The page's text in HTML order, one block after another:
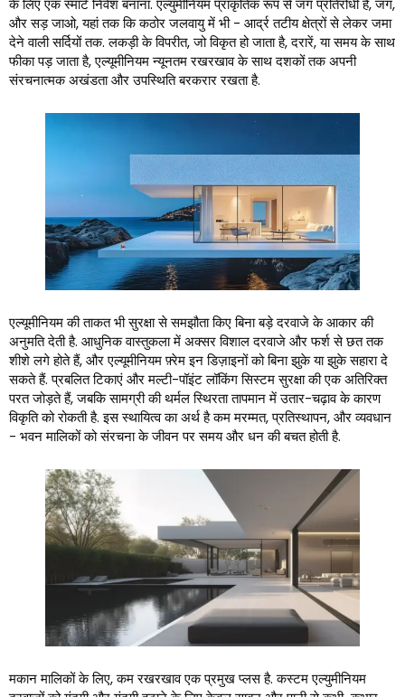
के लिए एक स्मार्ट निवेश बनाना. एल्युमीनियम प्राकृतिक रूप से जंग प्रतिरोधी है, जंग,
और सड़ जाओ, यहां तक ​​कि कठोर जलवायु में भी - आर्द्र तटीय क्षेत्रों से लेकर जमा
देने वाली सर्दियों तक. लकड़ी के विपरीत, जो विकृत हो जाता है, दरारें, या समय के साथ
फीका पड़ जाता है, एल्यूमीनियम न्यूनतम रखरखाव के साथ दशकों तक अपनी
संरचनात्मक अखंडता और उपस्थिति बरकरार रखता है.
एल्यूमीनियम की ताकत भी सुरक्षा से समझौता किए बिना बड़े दरवाजे के आकार की
अनुमति देती है. आधुनिक वास्तुकला में अक्सर विशाल दरवाजे और फर्श से छत तक
शीशे लगे होते हैं, और एल्यूमीनियम फ़्रेम इन डिज़ाइनों को बिना झुके या झुके सहारा दे
सकते हैं. प्रबलित टिकाएं और मल्टी-पॉइंट लॉकिंग सिस्टम सुरक्षा की एक अतिरिक्त
परत जोड़ते हैं, जबकि सामग्री की थर्मल स्थिरता तापमान में उतार-चढ़ाव के कारण
विकृति को रोकती है. इस स्थायित्व का अर्थ है कम मरम्मत, प्रतिस्थापन, और व्यवधान
- भवन मालिकों को संरचना के जीवन पर समय और धन की बचत होती है.
मकान मालिकों के लिए, कम रखरखाव एक प्रमुख प्लस है. कस्टम एल्युमीनियम